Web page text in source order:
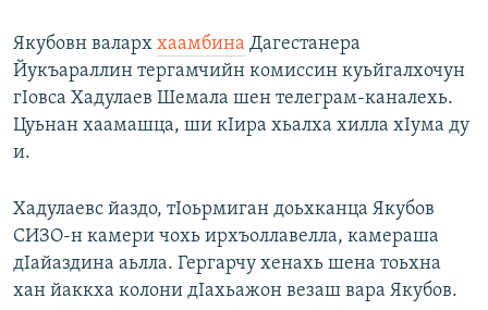
Якубовн валарх хаамбина Дагестанера
Йукъараллин тергамчийн комиссин куьйгалхочун
гIовса Хадулаев Шемала шен телеграм-каналехь.
Цуьнан хаамашца, ши кIира хьалха хилла хIума ду
и.
Хадулаевс йаздо, тIоьрмиган доьхканца Якубов
СИЗО-н камери чохь ирхъоллавелла, камераша
дIайаздина аьлла. Гергарчу хенахь шена тоьхна
хан йаккха колони дIахьажон везаш вара Якубов.